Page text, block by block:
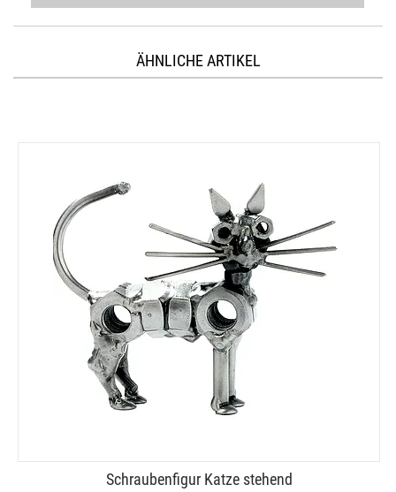
ÄHNLICHE ARTIKEL
Schraubenfigur Katze stehend